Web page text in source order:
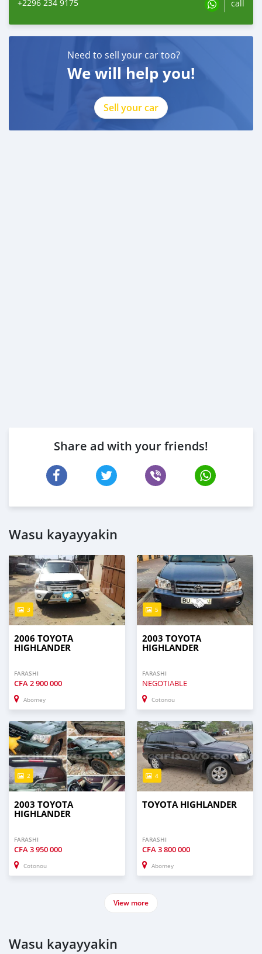
+2296 234 9175 call
Need to sell your car too?
We will help you!
Sell your car
Share ad with your friends!
Wasu kayayyakin
3
2006 TOYOTA
HIGHLANDER
FARASHI
CFA2 900 000
Abomey
5
2003 TOYOTA
HIGHLANDER
FARASHI
NEGOTIABLE
Cotonou
2
2003 TOYOTA
HIGHLANDER
FARASHI
CFA3 950 000
Cotonou
4
TOYOTA HIGHLANDER
FARASHI
CFA3 800 000
Abomey
View more
Wasu kayayyakin